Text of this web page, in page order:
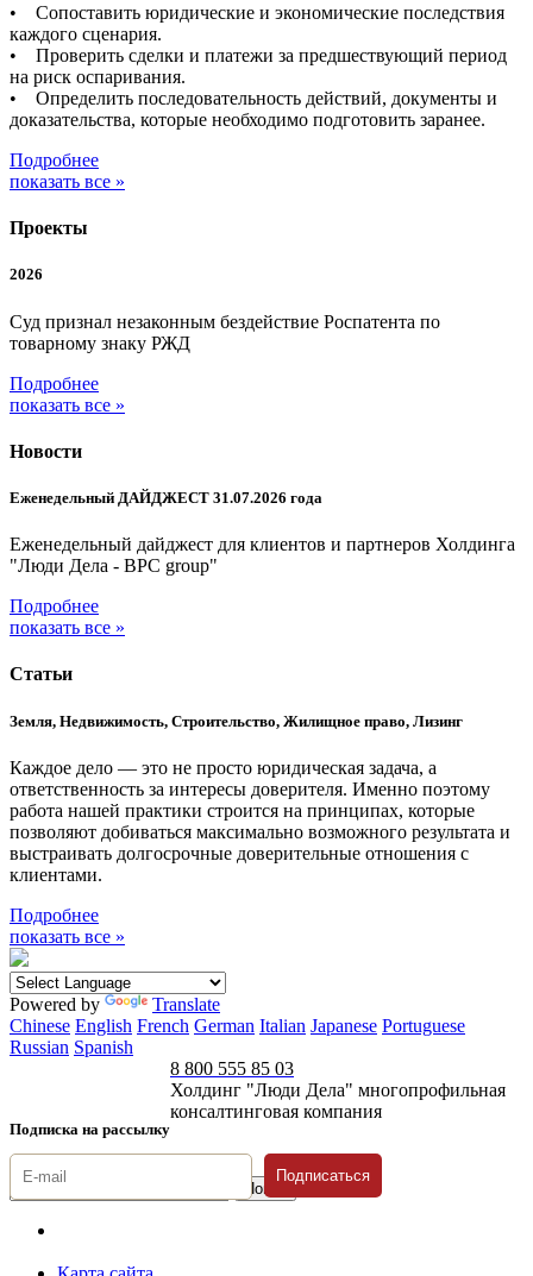
• Сопоставить юридические и экономические последствия
каждого сценария.
• Проверить сделки и платежи за предшествующий период
на риск оспаривания.
• Определить последовательность действий, документы и
доказательства, которые необходимо подготовить заранее.
Подробнее
показать все »
Проекты
2026
Суд признал незаконным бездействие Роспатента по
товарному знаку РЖД
Подробнее
показать все »
Новости
Еженедельный ДАЙДЖЕСТ 31.07.2026 года
Еженедельный дайджест для клиентов и партнеров Холдинга
"Люди Дела - BPC group"
Подробнее
показать все »
Статьи
Земля, Недвижимость, Строительство, Жилищное право, Лизинг
Каждое дело — это не просто юридическая задача, а
ответственность за интересы доверителя. Именно поэтому
работа нашей практики строится на принципах, которые
позволяют добиваться максимально возможного результата и
выстраивать долгосрочные доверительные отношения с
клиентами.
Подробнее
показать все »
Powered by
Translate
Chinese English French German Italian Japanese Portuguese
Russian Spanish
Подписка на рассылку
8 800 555 85 03
Холдинг "Люди Дела" многопрофильная
консалтинговая компания
Подписаться